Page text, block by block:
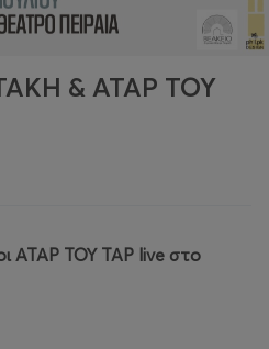
& ΑΤΑΡ ΤΟΥ
ΑΤΑΡ ΤΟΥ ΤΑΡ live στο